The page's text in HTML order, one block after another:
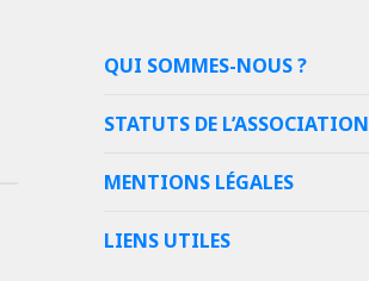
QUI SOMMES-NOUS ?
STATUTS DE L’ASSOCIATION
MENTIONS LÉGALES
LIENS UTILES